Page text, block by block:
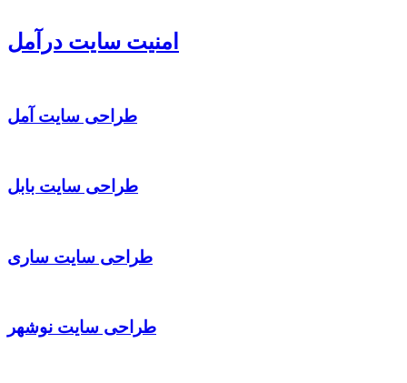
امنیت سایت درآمل
طراحی سایت آمل
طراحی سایت بابل
طراحی سایت ساری
طراحی سایت نوشهر